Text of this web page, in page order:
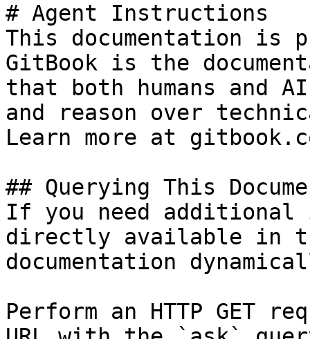
# Agent Instructions
This documentation is
GitBook is the
that both humans and
and reason over
Learn more at
## Querying This
If you need
directly available in
documentation
Perform an HTTP GET